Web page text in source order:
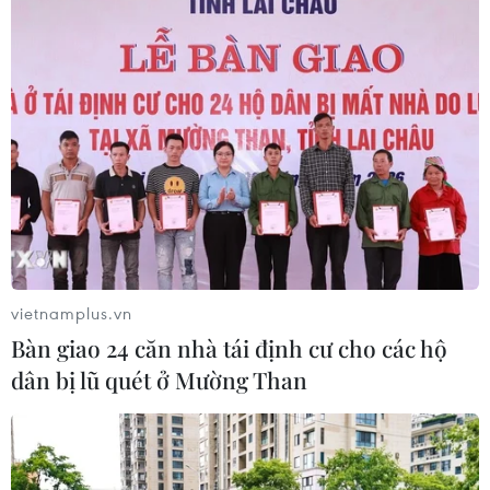
Xem thêm
CƠ QUAN CHỦ QUẢN: THÔNG TẤN XÃ VIỆT NAM
Tổng Biên tập: TRẦN TIẾN DUẨN
Phó Tổng Biên tập: NGUYỄN THỊ TÁM, KHÚC THANH
THỦY
Sở hữu trí tuệ
Quy định sử dụng
Hỗ trợ
Ngôn ngữ
TTXVN
vietnamplus.vn
Bàn giao 24 căn nhà tái định cư cho các hộ
dân bị lũ quét ở Mường Than